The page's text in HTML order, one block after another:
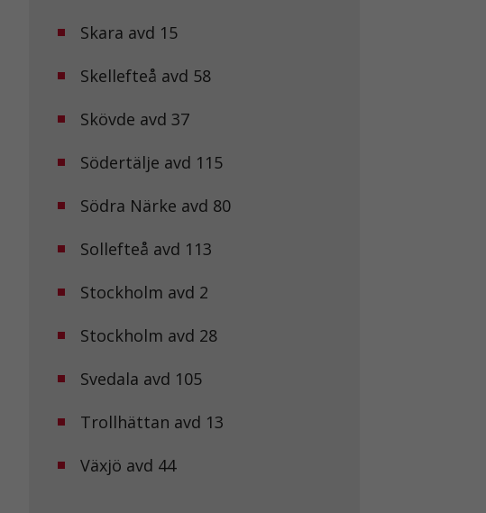
Skara avd 15
Skellefteå avd 58
Skövde avd 37
Södertälje avd 115
Södra Närke avd 80
Sollefteå avd 113
Stockholm avd 2
Stockholm avd 28
Svedala avd 105
Trollhättan avd 13
Växjö avd 44